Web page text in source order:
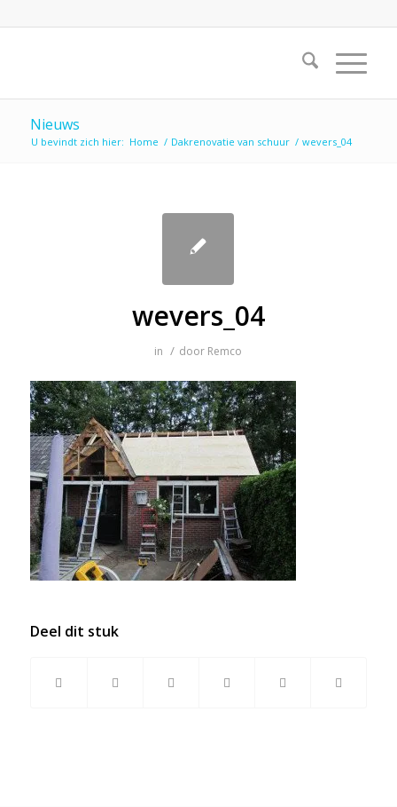
Nieuws
U bevindt zich hier: Home / Dakrenovatie van schuur / wevers_04
wevers_04
in / door Remco
Deel dit stuk